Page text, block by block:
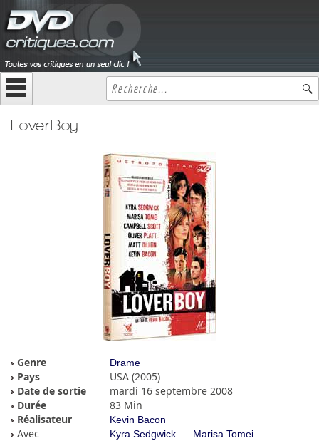
LoverBoy
Genre Drame
Pays
USA (2005)
Date de sortie
mardi 16 septembre 2008
Durée
83 Min
Réalisateur
Kevin Bacon
Avec Kyra Sedgwick
Marisa Tomei